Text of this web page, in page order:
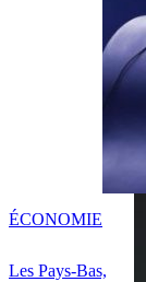
Les Pays-Bas,
ÉCONOMIE